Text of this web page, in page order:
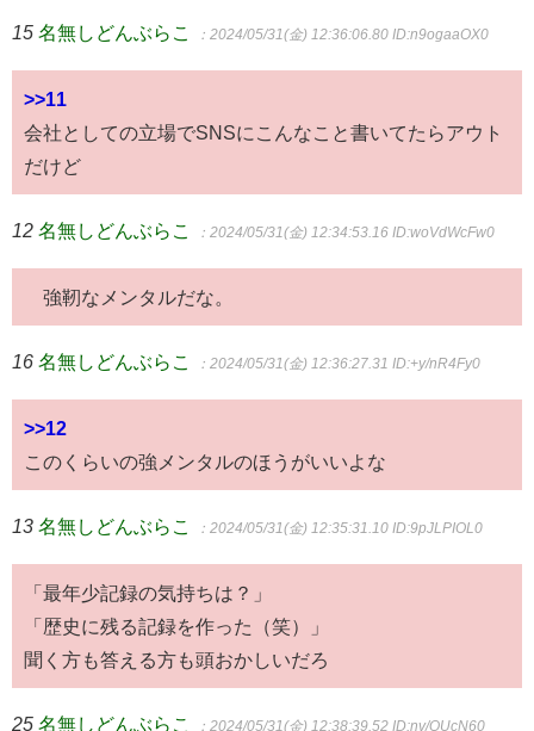
15 名無しどんぶらこ ：2024/05/31(金) 12:36:06.80 ID:n9ogaaOX0
>>11
会社としての立場でSNSにこんなこと書いてたらアウト
だけど
12 名無しどんぶらこ ：2024/05/31(金) 12:34:53.16 ID:woVdWcFw0
強靭なメンタルだな。
16 名無しどんぶらこ ：2024/05/31(金) 12:36:27.31 ID:+y/nR4Fy0
>>12
このくらいの強メンタルのほうがいいよな
13 名無しどんぶらこ ：2024/05/31(金) 12:35:31.10 ID:9pJLPIOL0
「最年少記録の気持ちは？」
「歴史に残る記録を作った（笑）」
聞く方も答える方も頭おかしいだろ
25 名無しどんぶらこ ：2024/05/31(金) 12:38:39.52 ID:nv/QUcN60